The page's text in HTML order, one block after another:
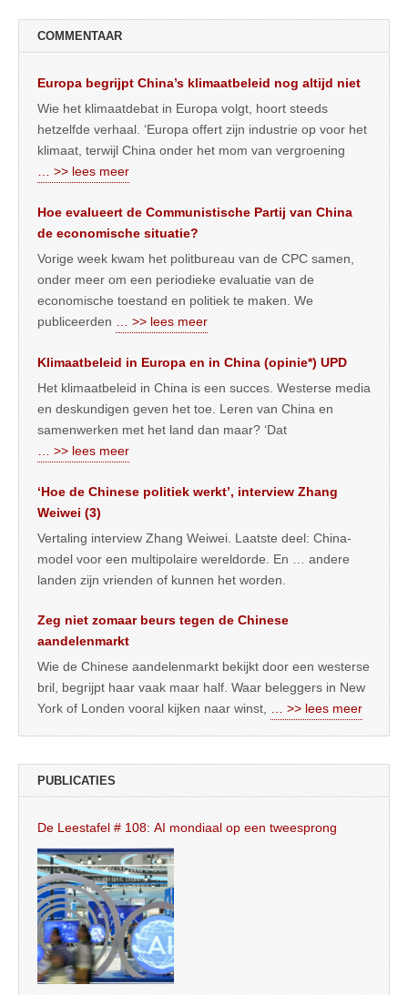
COMMENTAAR
Europa begrijpt China’s klimaatbeleid nog altijd niet
Wie het klimaatdebat in Europa volgt, hoort steeds
hetzelfde verhaal. ‘Europa offert zijn industrie op voor het
klimaat, terwijl China onder het mom van vergroening
… >> lees meer
Hoe evalueert de Communistische Partij van China
de economische situatie?
Vorige week kwam het politbureau van de CPC samen,
onder meer om een periodieke evaluatie van de
economische toestand en politiek te maken. We
publiceerden
… >> lees meer
Klimaatbeleid in Europa en in China (opinie*) UPD
Het klimaatbeleid in China is een succes. Westerse media
en deskundigen geven het toe. Leren van China en
samenwerken met het land dan maar? ‘Dat
… >> lees meer
‘Hoe de Chinese politiek werkt’, interview Zhang
Weiwei (3)
Vertaling interview Zhang Weiwei. Laatste deel: China-
model voor een multipolaire wereldorde. En … andere
landen zijn vrienden of kunnen het worden.
Zeg niet zomaar beurs tegen de Chinese
aandelenmarkt
Wie de Chinese aandelenmarkt bekijkt door een westerse
bril, begrijpt haar vaak maar half. Waar beleggers in New
York of Londen vooral kijken naar winst,
… >> lees meer
PUBLICATIES
De Leestafel # 108: AI mondiaal op een tweesprong